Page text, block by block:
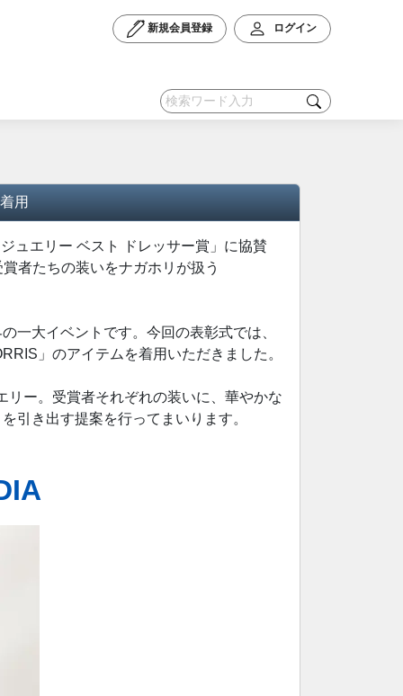
新規会員登録 ログイン
用
ュエリー ベスト ドレッサー賞」に協賛
者たちの装いをナガホリが扱う
一大イベントです。今回の表彰式では、
」のアイテムを着用いただきました。
ー。受賞者それぞれの装いに、華やかな
引き出す提案を行ってまいります。